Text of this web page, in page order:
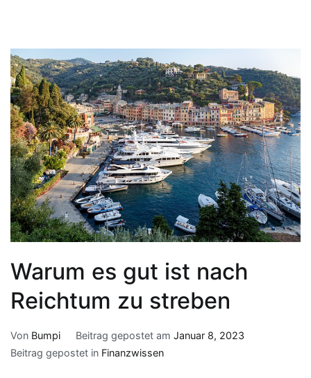
Warum es gut ist nach
Reichtum zu streben
Von Bumpi Beitrag gepostet am Januar 8, 2023
Beitrag gepostet in Finanzwissen